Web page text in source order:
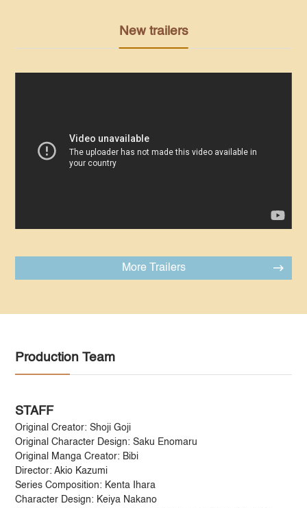
New trailers
More Trailers
Production Team
STAFF
Original Creator: Shoji Goji
Original Character Design: Saku Enomaru
Original Manga Creator: Bibi
Director: Akio Kazumi
Series Composition: Kenta Ihara
Character Design: Keiya Nakano